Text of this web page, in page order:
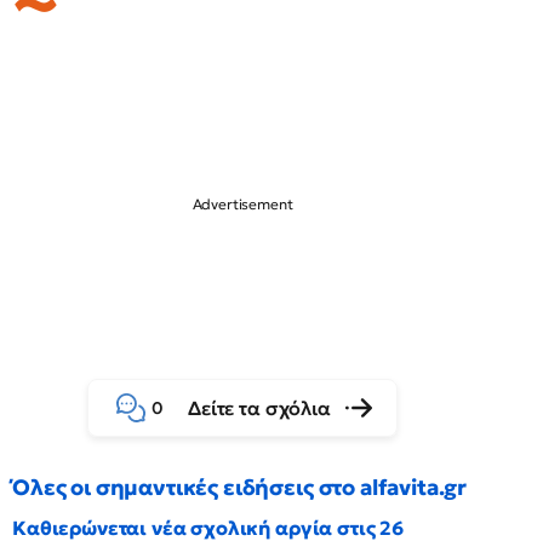
0 Δείτε τα σχόλια
Όλες οι σημαντικές ειδήσεις στο alfavita.gr
Καθιερώνεται νέα σχολική αργία στις 26